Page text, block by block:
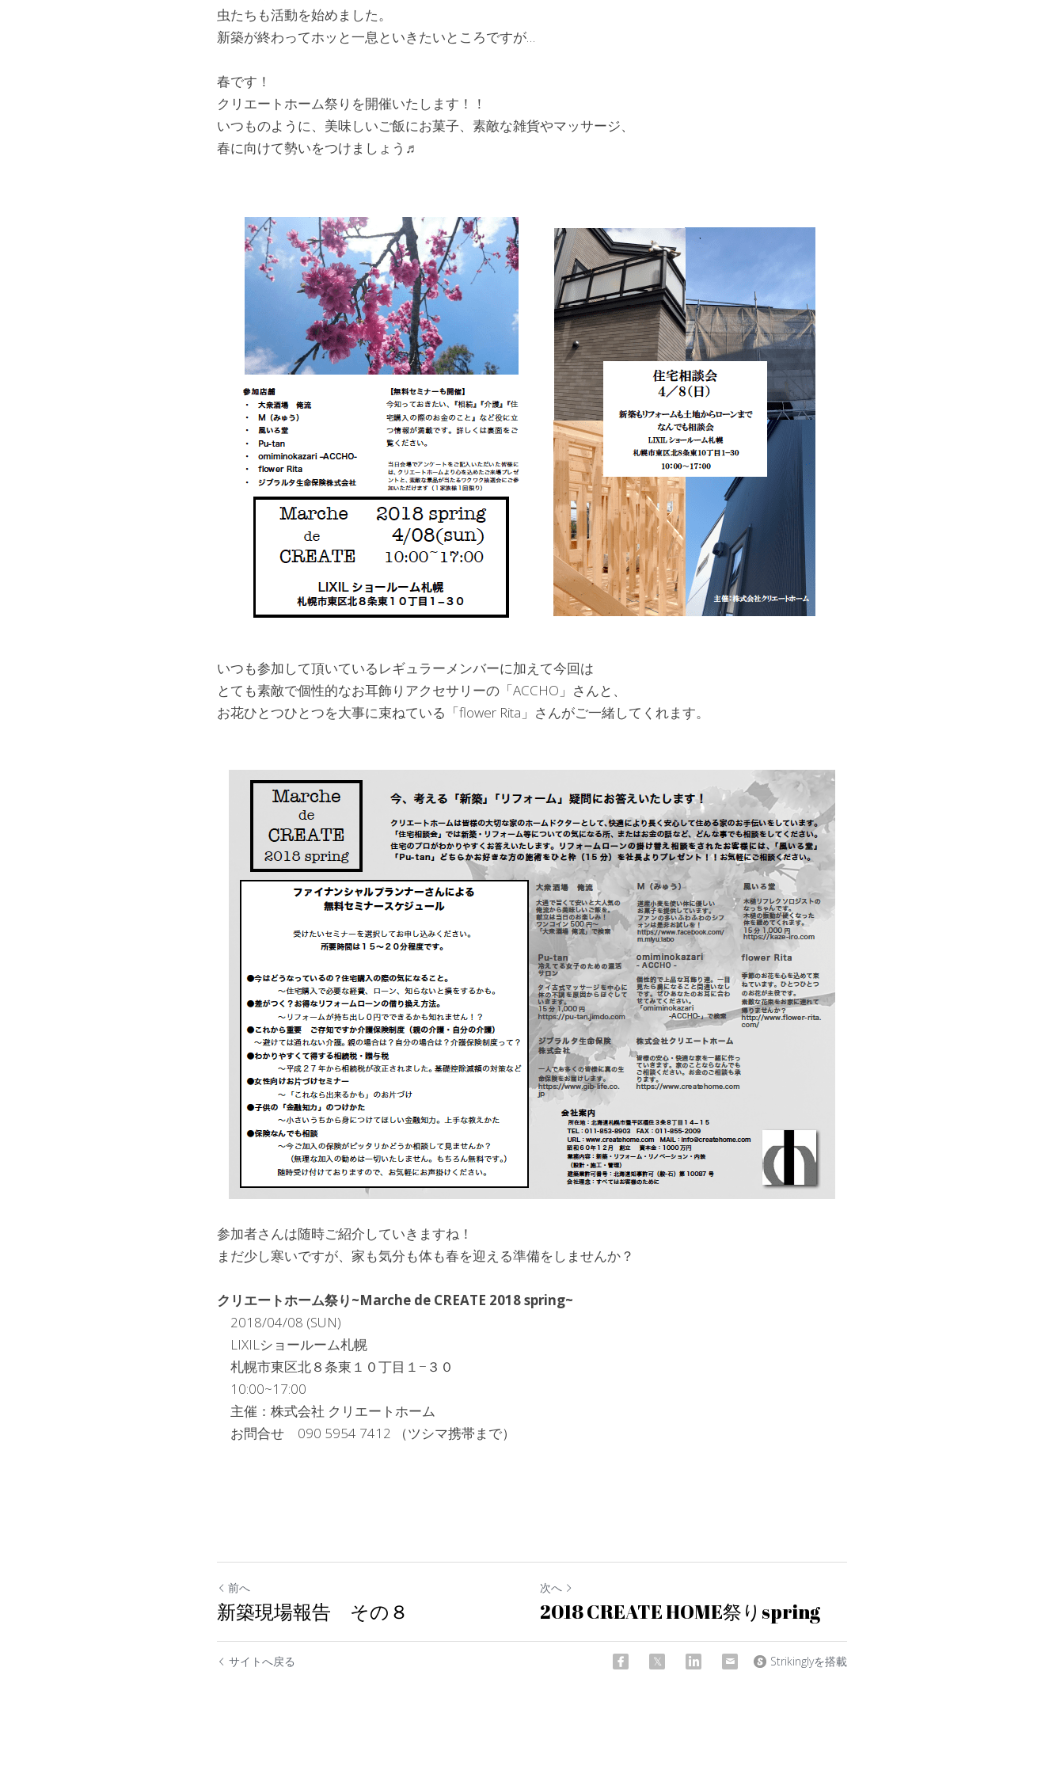
虫たちも活動を始めました。
新築が終わってホッと一息といきたいところですが…
春です！
クリエートホーム祭りを開催いたします！！
いつものように、美味しいご飯にお菓子、素敵な雑貨やマッサージ、
春に向けて勢いをつけましょう♬
いつも参加して頂いているレギュラーメンバーに加えて今回は
とても素敵で個性的なお耳飾りアクセサリーの「ACCHO」さんと、
お花ひとつひとつを大事に束ねている「flower Rita」さんがご一緒してくれます。
参加者さんは随時ご紹介していきますね！
まだ少し寒いですが、家も気分も体も春を迎える準備をしませんか？
クリエートホーム祭り~Marche de CREATE 2018 spring~
2018/04/08 (SUN)
LIXILショールーム札幌
札幌市東区北８条東１０丁目１−３０
10:00~17:00
主催：株式会社 クリエートホーム
お問合せ　090 5954 7412 （ツシマ携帯まで）
前へ
新築現場報告 その８
次へ
2018 CREATE HOME祭りspring
サイトへ戻る Strikinglyを搭載